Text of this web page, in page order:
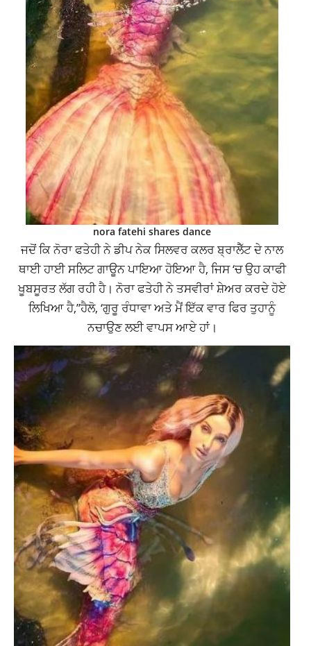
nora fatehi shares dance
ਜਦੋਂ ਕਿ ਨੋਰਾ ਫਤੇਹੀ ਨੇ ਡੀਪ ਨੇਕ ਸਿਲਵਰ ਕਲਰ ਬ੍ਰਾਲੈੱਟ ਦੇ ਨਾਲ
ਥਾਈ ਹਾਈ ਸਲਿਟ ਗਾਊਨ ਪਾਇਆ ਹੋਇਆ ਹੈ, ਜਿਸ ‘ਚ ਉਹ ਕਾਫੀ
ਖੂਬਸੂਰਤ ਲੱਗ ਰਹੀ ਹੈ। ਨੋਰਾ ਫਤੇਹੀ ਨੇ ਤਸਵੀਰਾਂ ਸ਼ੇਅਰ ਕਰਦੇ ਹੋਏ
ਲਿਖਿਆ ਹੈ,”ਹੈਲੋ, ‘ਗੁਰੂ ਰੰਧਾਵਾ ਅਤੇ ਮੈਂ ਇੱਕ ਵਾਰ ਫਿਰ ਤੁਹਾਨੂੰ
ਨਚਾਉਣ ਲਈ ਵਾਪਸ ਆਏ ਹਾਂ।